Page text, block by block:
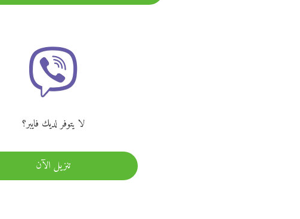
لا يتوفر لديك فايبر؟
تنزيل الآن